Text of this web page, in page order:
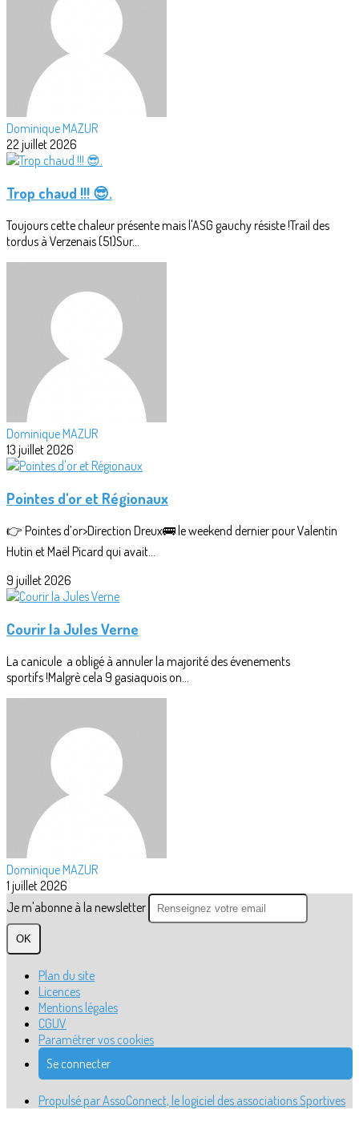
Dominique MAZUR
22 juillet 2026
Trop chaud !!! 😎.
Toujours cette chaleur présente mais l'ASG gauchy résiste !Trail des
tordus à Verzenais (51)Sur...
Dominique MAZUR
13 juillet 2026
Pointes d'or et Régionaux
👉 Pointes d’or>Direction Dreux🚌 le weekend dernier pour Valentin
Hutin et Maël Picard qui avait...
9 juillet 2026
Courir la Jules Verne
La canicule a obligé à annuler la majorité des évenements
sportifs !Malgrè cela 9 gasiaquois on...
Dominique MAZUR
1 juillet 2026
Je m'abonne à la newsletter
OK
Plan du site
Licences
Mentions légales
CGUV
Paramétrer vos cookies
Se connecter
Propulsé par AssoConnect, le logiciel des associations Sportives